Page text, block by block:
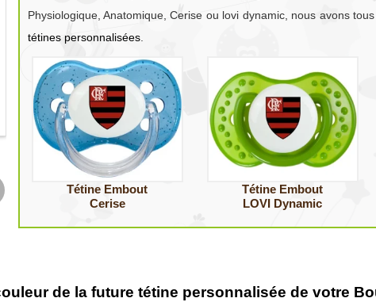
Physiologique, Anatomique, Cerise ou lovi dynamic, nous avons
tétines personnalisées.
Tétine Embout
Cerise
Tétine Embout
LOVI Dynamic
de la future tétine personnalisée de votre